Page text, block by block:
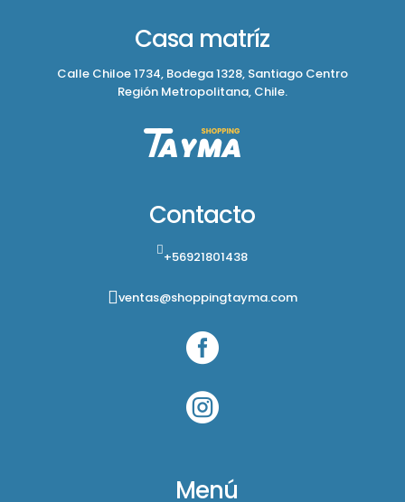
Casa matríz
Calle Chiloe 1734, Bodega 1328, Santiago Centro
Región Metropolitana, Chile.
Contacto
+56921801438
ventas@shoppingtayma.com


Menú